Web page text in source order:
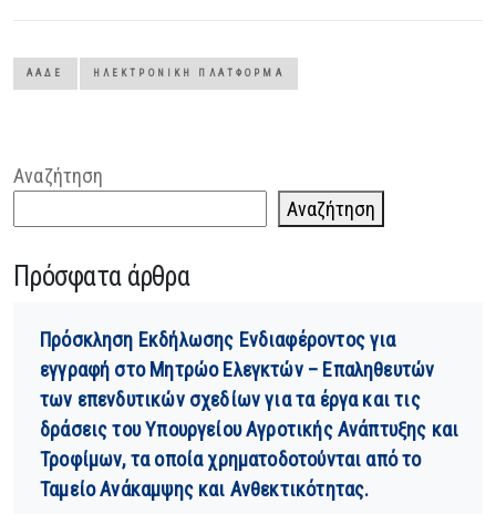
ΑΑΔΕ ΗΛΕΚΤΡΟΝΙΚΉ ΠΛΑΤΦΌΡΜΑ
Αναζήτηση
Αναζήτηση
Πρόσφατα άρθρα
Πρόσκληση Εκδήλωσης Ενδιαφέροντος για
εγγραφή στο Μητρώο Ελεγκτών – Επαληθευτών
των επενδυτικών σχεδίων για τα έργα και τις
δράσεις του Υπουργείου Αγροτικής Ανάπτυξης και
Τροφίμων, τα οποία χρηματοδοτούνται από το
Ταμείο Ανάκαμψης και Ανθεκτικότητας.